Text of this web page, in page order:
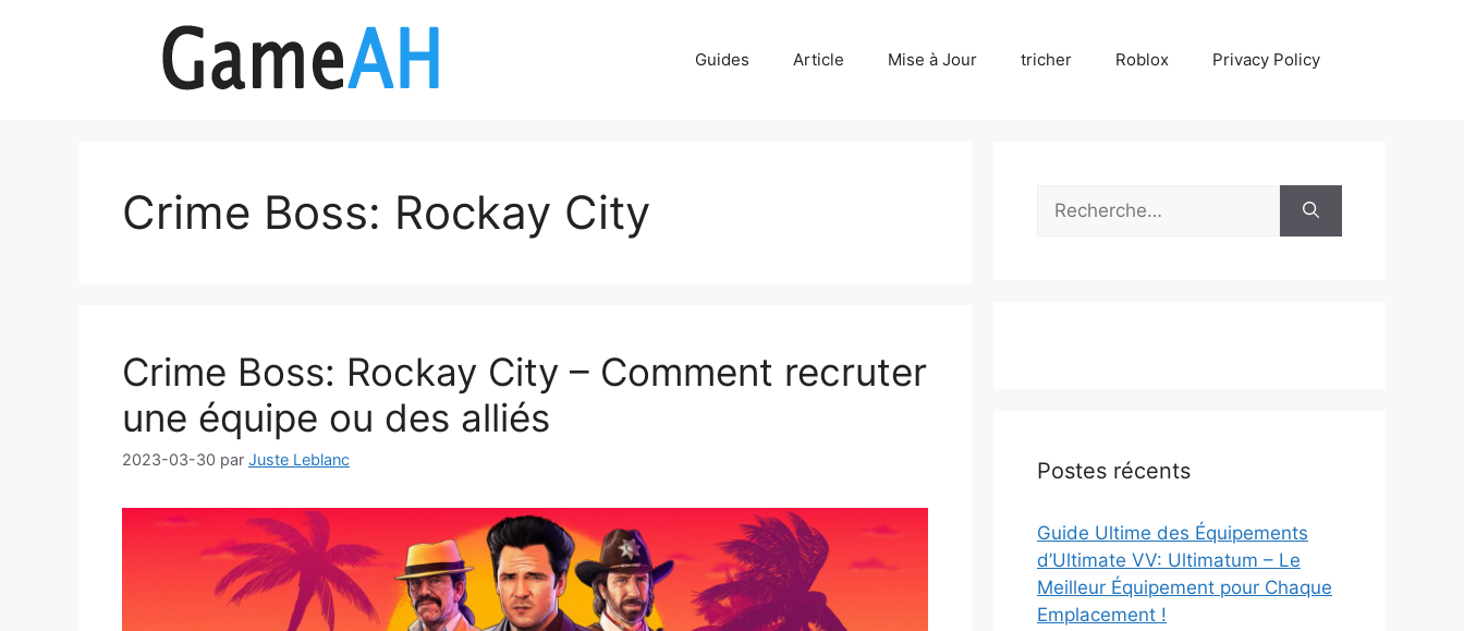
Guides Article Mise à Jour tricher Roblox Privacy Policy
Crime Boss: Rockay City
Crime Boss: Rockay City – Comment recruter
une équipe ou des alliés
2023-03-30 par Juste Leblanc
Rechercher :
Postes récents
Guide Ultime des Équipements
d’Ultimate VV: Ultimatum – Le
Meilleur Équipement pour Chaque
Emplacement !